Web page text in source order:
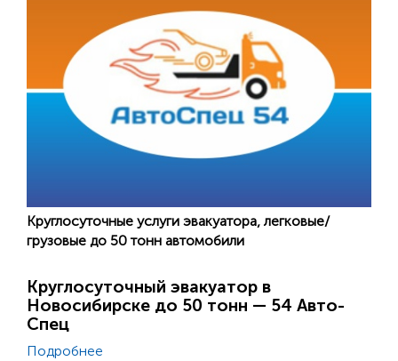
Круглосуточные услуги эвакуатора, легковые/
грузовые до 50 тонн автомобили
Круглосуточный эвакуатор в
Новосибирске до 50 тонн — 54 Авто-
Спец
Подробнее